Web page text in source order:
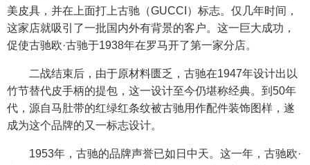
美皮具，并在上面打上古驰（GUCCI）标志。仅几年时间，
这家店就吸引了一批国内外有背景的客户。这一巨大成功，
促使古驰欧·古驰于1938年在罗马开了第一家分店。
二战结束后，由于原材料匮乏，古驰在1947年设计出以
竹节替代皮手柄的提包，这一设计至今仍堪称经典。到50年
代，源自马肚带的红绿红条纹被古驰用作配件装饰图样，遂
成为这个品牌的又一标志设计。
1953年，古驰的品牌声誉已如日中天。这一年，古驰欧·